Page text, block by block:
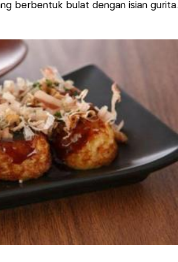
berbentuk bulat dengan isian gurita.